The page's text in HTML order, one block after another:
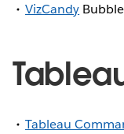
VizCandy
Tableau